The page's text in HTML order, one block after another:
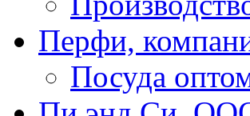
Перфи,
Посуда